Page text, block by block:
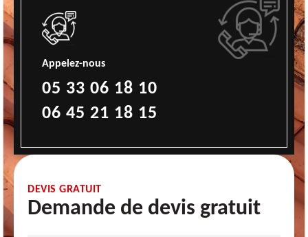
Appelez-nous
05 33 06 18 10
06 45 21 18 15
DEVIS GRATUIT
Demande de devis gratuit